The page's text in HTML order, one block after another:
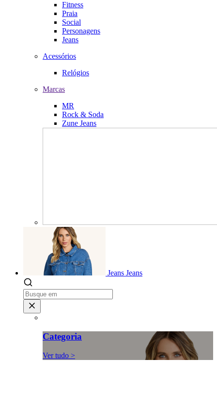
Fitness
Praia
Social
Personagens
Jeans
Acessórios
Relógios
Marcas
MR
Rock & Soda
Zune Jeans
Jeans Jeans
Categoria
Ver tudo >